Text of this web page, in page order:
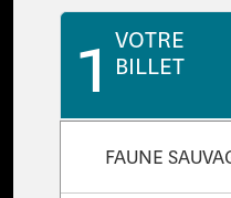
1 VOTRE
BILLET
FAUNE